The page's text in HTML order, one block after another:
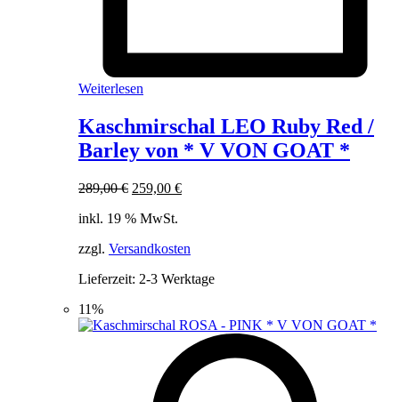
Weiterlesen
Kaschmirschal LEO Ruby Red /
Barley von * V VON GOAT *
289,00€ Ursprünglicher
war:
259,00 €Aktueller
inkl. 19 % MwSt.
zzgl. Versandkosten
Lieferzeit: 2-3 Werktage
11%